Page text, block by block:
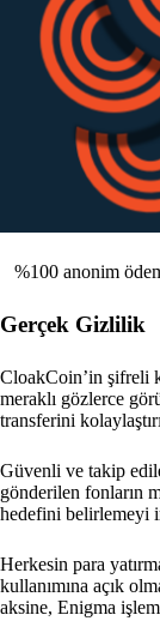
%100 anonim
Gerçek Gizlilik
CloakCoin’in şifreli
meraklı gözlerce
transferini
Güvenli ve takip
gönderilen fonların
hedefini belirlemeyi
Herkesin para
kullanımına açık
aksine, Enigma